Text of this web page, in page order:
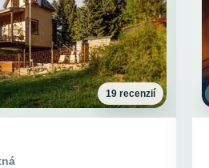
19 recenzií